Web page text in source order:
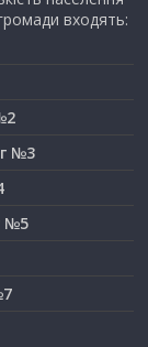
входять:
№3
№5